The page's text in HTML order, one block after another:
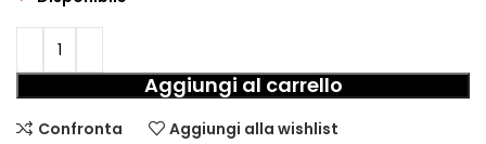
Aggiungi al carrello
Confronta Aggiungi alla wishlist